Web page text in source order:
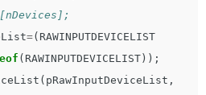
=( RAWINPUTDEVICELIST
( RAWINPUTDEVICELIST ));
( pRawInputDeviceList ,